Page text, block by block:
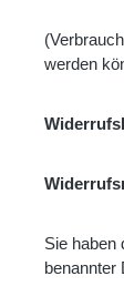
werden
Sie haben
benannter